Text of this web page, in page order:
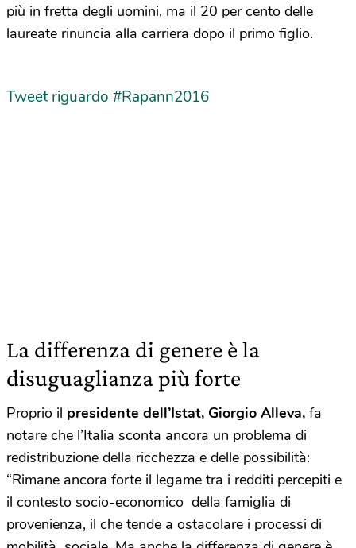
più in fretta degli uomini, ma il 20 per cento delle
laureate rinuncia alla carriera dopo il primo figlio.
Tweet riguardo #Rapann2016
La differenza di genere è la
disuguaglianza più forte
Proprio il presidente dell’Istat, Giorgio Alleva, fa
notare che l’Italia sconta ancora un problema di
redistribuzione della ricchezza e delle possibilità:
“Rimane ancora forte il legame tra i redditi percepiti e
il contesto socio-economico della famiglia di
provenienza, il che tende a ostacolare i processi di